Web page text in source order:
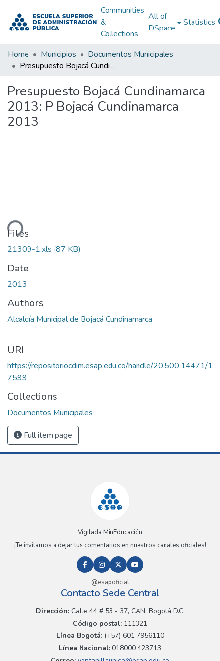
Communities
&
Collections
All of
DSpace
Statistics
Home Municipios
Documentos Municipales
Presupuesto Bojacá Cundinamarca 2013: P Bojacá Cundinamarca 2013
Presupuesto Bojacá Cundinamarca
2013: P Bojacá Cundinamarca
2013
Files
21309-1.xls (87 KB)
Date
2013
Authors
Alcaldía Municipal de Bojacá Cundinamarca
URI
https://repositoriocdim.esap.edu.co/handle/20.500.14471/1
7599
Collections
Documentos Municipales
Full item page
Vigilada MinEducación
¡Te invitamos a dejar tus comentarios en nuestros canales oficiales!
@esapoficial
Contacto Sede Central
Dirección:Calle 44 # 53 - 37, CAN, Bogotá D.C.
Código postal: 111321
Línea Bogotá:(+57) 601 7956110
Línea Nacional: 018000 423713